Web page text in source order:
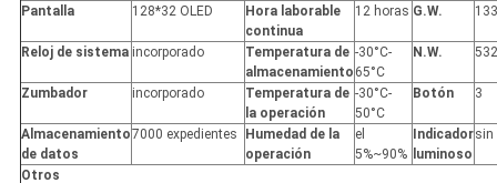
Pantalla 128*32 OLED
Hora laborable
continua
12 horas G.W.
Reloj de sistema incorporado
Temperatura de
almacenamiento
-30°C-
65°C
N.W.
Zumbador incorporado
Temperatura de
la operación
-30°C-
50°C
Botón 3
Almacenamiento
de datos
7000 expedientes
Humedad de la
operación
el
5%~90%
Indicador
luminoso
sin
Otros